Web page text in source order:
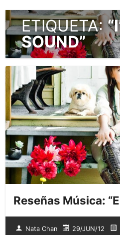
ETIQUETA:
SOUND”
Reseñas Música:
Nata Chan 29/JUN/12